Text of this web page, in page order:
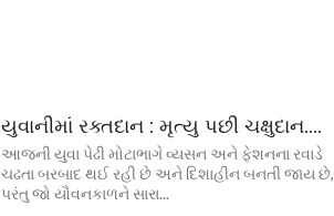
યુવાનીમાં રક્તદાન : મૃત્યુ પછી ચક્ષુદાન….
આજની યુવા પેઢી મોટાભાગે વ્યસન અને ફેશનના રવાડે
ચઢતા બરબાદ થઈ રહી છે અને દિશાહીન બનતી જાય છે,
પરંતુ જો યૌવનકાળને સારા...